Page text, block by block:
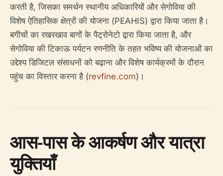
करती है, जिसका समर्थन स्थानीय अधिकारियों और सेगोविया की
विशेष ऐतिहासिक क्षेत्रों की योजना (PEAHIS) द्वारा किया जाता है।
बगीचों का रखरखाव बागों के पैट्रोनेटो द्वारा किया जाता है, और
सेगोविया की टिकाऊ पर्यटन रणनीति के तहत भविष्य की योजनाओं का
उद्देश्य डिजिटल संसाधनों को बढ़ाना और विशेष कार्यक्रमों के दौरान
पहुंच का विस्तार करना है (revfine.com)।
आस-पास के आकर्षण और यात्रा
युक्तियाँ